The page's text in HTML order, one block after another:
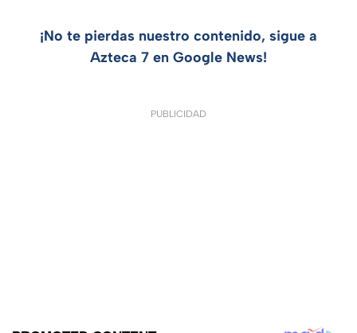
¡No te pierdas nuestro contenido, sigue a
Azteca 7 en Google News!
PUBLICIDAD